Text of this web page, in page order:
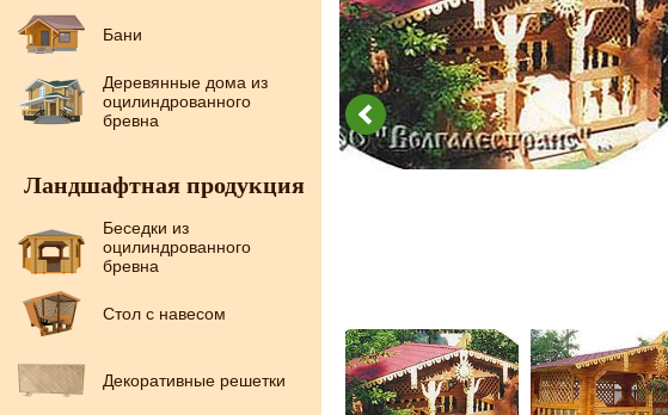
Бани
Деревянные дома из
оцилиндрованного
бревна
Ландшафтная продукция
Беседки из
оцилиндрованного
бревна
Стол с навесом
Декоративные решетки